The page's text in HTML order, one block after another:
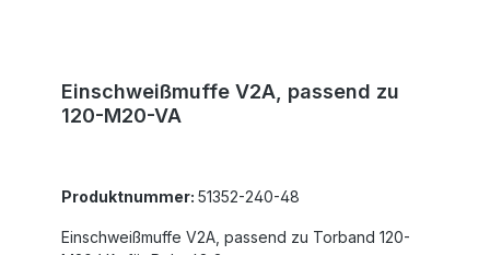
Einschweißmuffe V2A, passend zu
120-M20-VA
Produktnummer: 51352-240-48
Einschweißmuffe V2A, passend zu Torband 120-